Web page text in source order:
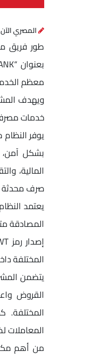
المصري الآن
طور فريق
معظم
ويهدف
خدمات
يوفر
بشكل آمن،
المالية،
صرف محدثة
يعتمد
المختلفة
القروض
المختلفة.
المعاملات